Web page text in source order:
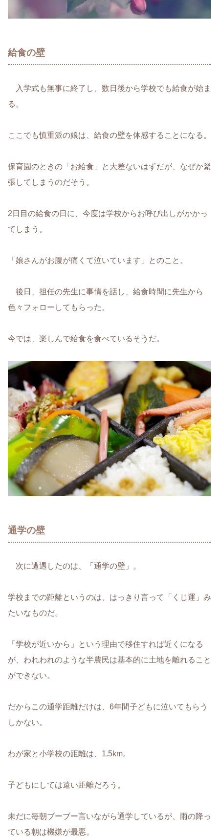
給食の壁
入学式も無事に終了し、数日後から学校でも給食が始ま
る。
ここでも慎重派の娘は、給食の壁を体感することになる。
保育園のときの「お給食」と大差ないはずだが、なぜか緊
張してしまうのだそう。
2日目の給食の日に、今度は学校からお呼び出しがかかっ
てしまう。
「娘さんがお腹が痛くて泣いています」とのこと。
後日、担任の先生に事情を話し、給食時間に先生から
色々フォローしてもらった。
今では、楽しんで給食を食べているそうだ。
通学の壁
次に遭遇したのは、「通学の壁」。
学校までの距離というのは、はっきり言って「くじ運」み
たいなものだ。
「学校が近いから」という理由で移住すれば近くになる
が、われわれのような半農民は基本的に土地を離れること
ができない。
だからこの通学距離だけは、6年間子どもに泣いてもらう
しかない。
わが家と小学校の距離は、1.5km。
子どもにしては遠い距離だろう。
未だに毎朝ブーブー言いながら通学しているが、雨の降っ
ている朝は機嫌が最悪。